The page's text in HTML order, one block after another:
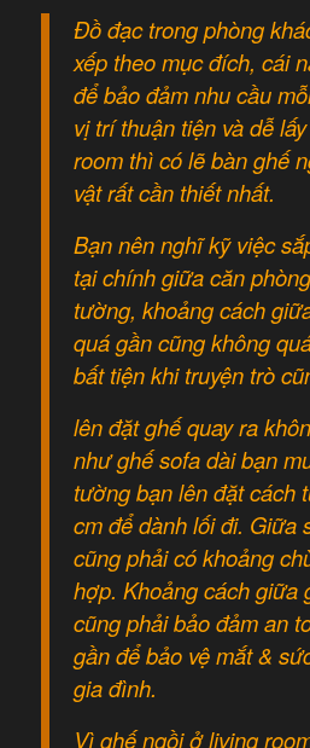
Đồ đạc trong phòng
xếp theo mục đích, cái
để bảo đảm nhu cầu
vị trí thuận tiện và dễ
room thì có lẽ bàn ghế
vật rất cần thiết nhất.
Bạn nên nghĩ kỹ việc
tại chính giữa căn
tường, khoảng cách
quá gần cũng không
bất tiện khi truyện trò
lên đặt ghế quay ra
như ghế sofa dài bạn
tường bạn lên đặt cách
cm để dành lối đi. Giữa
cũng phải có khoảng
hợp. Khoảng cách giữa
cũng phải bảo đảm an
gần để bảo vệ mắt &
gia đình.
Vì ghế ngồi ở living